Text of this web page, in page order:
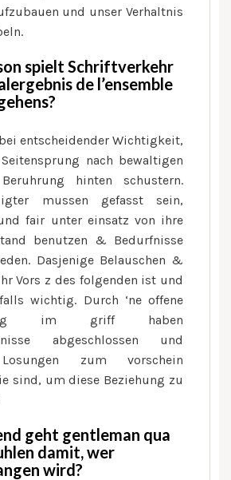
und unser Verhaltnis
spielt Schriftverkehr
de l’ensemble
entscheidender Wichtigkeit,
nach bewaltigen
hinten schustern.
mussen gefasst sein,
fair unter einsatz von ihre
benutzen & Bedurfnisse
Dasjenige Belauschen &
Vors z des folgenden ist und
wichtig. Durch ‘ne offene
im griff haben
abgeschlossen und
zum vorschein
sind, um diese Beziehung zu
geht gentleman qua
damit, wer
wird?